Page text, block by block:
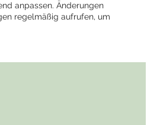
anpassen. Änderungen
regelmäßig aufrufen, um